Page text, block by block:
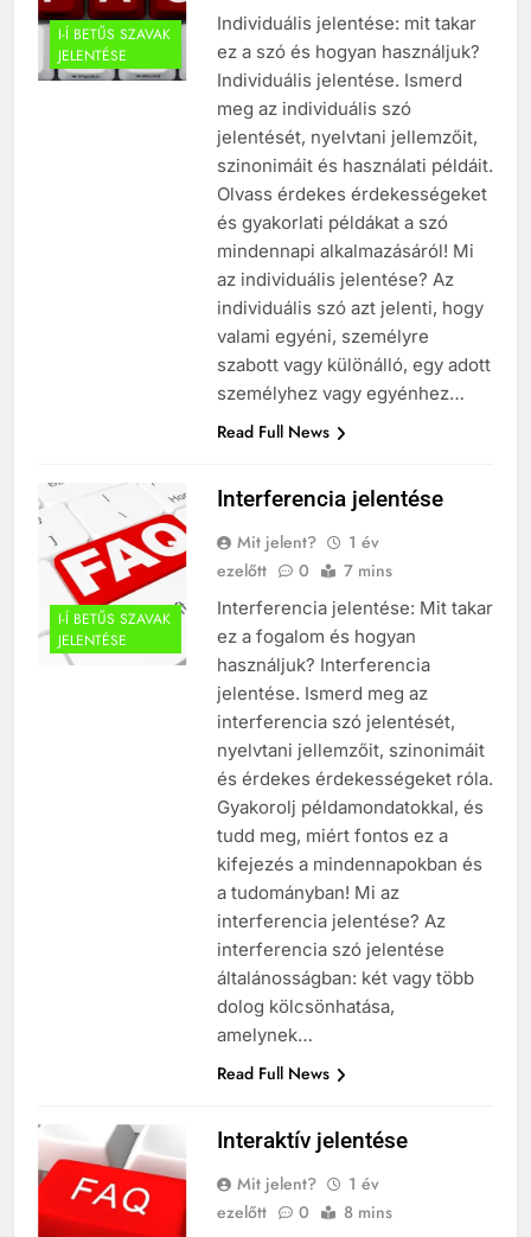
I-Í BETŰS SZAVAK
JELENTÉSE
Individuális jelentése: mit takar
ez a szó és hogyan használjuk?
Individuális jelentése. Ismerd
meg az individuális szó
jelentését, nyelvtani jellemzőit,
szinonimáit és használati példáit.
Olvass érdekes érdekességeket
és gyakorlati példákat a szó
mindennapi alkalmazásáról! Mi
az individuális jelentése? Az
individuális szó azt jelenti, hogy
valami egyéni, személyre
szabott vagy különálló, egy adott
személyhez vagy egyénhez…
Read Full News
I-Í BETŰS SZAVAK
JELENTÉSE
Interferencia jelentése
Mit jelent?
1 év
ezelőtt
0 7 mins
Interferencia jelentése: Mit takar
ez a fogalom és hogyan
használjuk? Interferencia
jelentése. Ismerd meg az
interferencia szó jelentését,
nyelvtani jellemzőit, szinonimáit
és érdekes érdekességeket róla.
Gyakorolj példamondatokkal, és
tudd meg, miért fontos ez a
kifejezés a mindennapokban és
a tudományban! Mi az
interferencia jelentése? Az
interferencia szó jelentése
általánosságban: két vagy több
dolog kölcsönhatása,
amelynek…
Read Full News
Interaktív jelentése
Mit jelent?
1 év
ezelőtt
0 8 mins